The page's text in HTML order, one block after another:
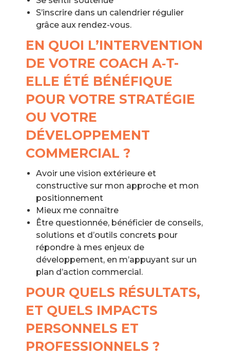
S’inscrire dans un calendrier régulier
grâce aux rendez-vous.
EN QUOI L’INTERVENTION
DE VOTRE COACH A‑T-
ELLE ÉTÉ BÉNÉFIQUE
POUR VOTRE STRATÉGIE
OU VOTRE
DÉVELOPPEMENT
COMMERCIAL ?
Avoir une vision extérieure et
constructive sur mon approche et mon
positionnement
Mieux me connaître
Être questionnée, bénéficier de conseils,
solutions et d’outils concrets pour
répondre à mes enjeux de
développement, en m’appuyant sur un
plan d’action commercial.
POUR QUELS RÉSULTATS,
ET QUELS IMPACTS
PERSONNELS ET
PROFESSIONNELS ?